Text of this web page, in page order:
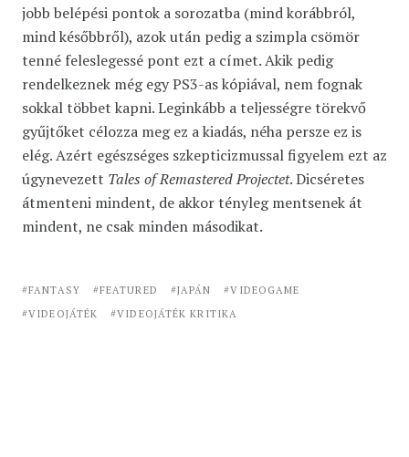
jobb belépési pontok a sorozatba (mind korábbról,
mind későbbről), azok után pedig a szimpla csömör
tenné feleslegessé pont ezt a címet. Akik pedig
rendelkeznek még egy PS3-as kópiával, nem fognak
sokkal többet kapni. Leginkább a teljességre törekvő
gyűjtőket célozza meg ez a kiadás, néha persze ez is
elég. Azért egészséges szkepticizmussal figyelem ezt az
úgynevezett Tales of Remastered Projectet. Dicséretes
átmenteni mindent, de akkor tényleg mentsenek át
mindent, ne csak minden másodikat.
FANTASY FEATURED JAPÁN
VIDEOGAME
VIDEOJÁTÉK
VIDEOJÁTÉK KRITIKA